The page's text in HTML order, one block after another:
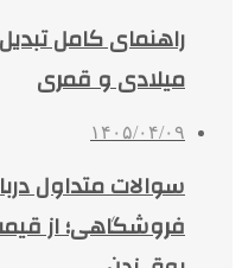
راهنمای کامل
میلادی و قمری
۱۴۰۵/۰۴/۰۹
سوالات متداول
فروشگاهی؛ از